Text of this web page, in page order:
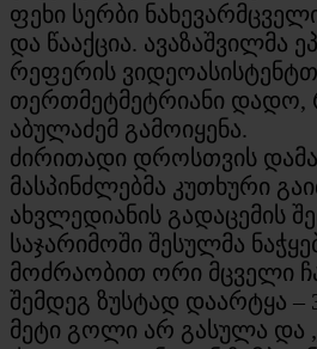
ფეხი სერბი
და წააქცია. ავაზაშვილმა
რეფერის
თერთმეტმეტრიანი დადო,
აბულაძემ გამოიყენა.
ძირითადი დროსთვის
მასპინძლებმა კუთხური
ახვლედიანის გადაცემის
საჯარიმოში შესულმა
მოძრაობით ორი მცველი
შემდეგ ზუსტად დაარტყა –
მეტი გოლი არ გასულა და